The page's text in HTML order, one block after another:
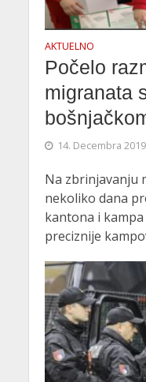
AKTUELNO
Počelo
migranata
14. Decembra
Na zbrinjavanju
nekoliko dana
kantona i
preciznije